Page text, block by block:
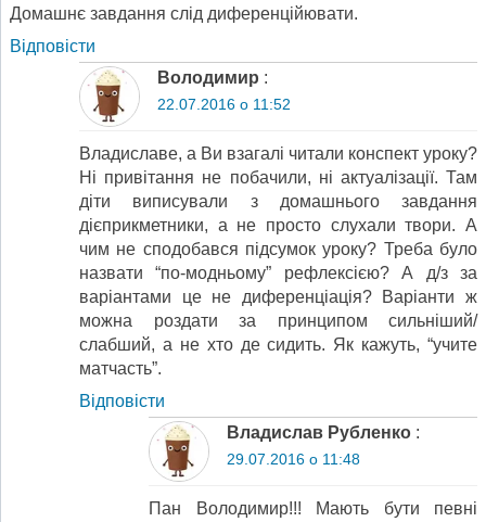
Домашнє завдання слід диференційювати.
Відповіcти
Володимир :
22.07.2016 о 11:52
Владиславе, а Ви взагалі читали конспект уроку?
Ні привітання не побачили, ні актуалізації. Там
діти виписували з домашнього завдання
дієприкметники, а не просто слухали твори. А
чим не сподобався підсумок уроку? Треба було
назвати “по-модньому” рефлексією? А д/з за
варіантами це не диференціація? Варіанти ж
можна роздати за принципом сильніший/
слабший, а не хто де сидить. Як кажуть, “учите
матчасть”.
Відповіcти
Владислав Рубленко :
29.07.2016 о 11:48
Пан Володимир!!! Мають бути певні